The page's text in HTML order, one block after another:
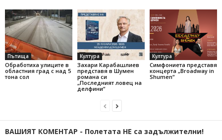
Пътища
Обработиха улиците в
областния град с над 5
тона сол
Култура
Захари Карабашлиев
представя в Шумен
романа си
„Последният ловец на
делфини“
Култура
Симфониета представя
концерта „Broadway in
Shumen“
ВАШИЯТ КОМЕНТАР - Полетата НЕ са задължителни!